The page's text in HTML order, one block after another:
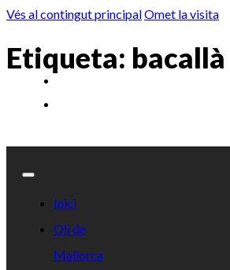
Vés al contingut principalOmet la visita
Inici
Oli de
Mallorca
Etiqueta: bacallà